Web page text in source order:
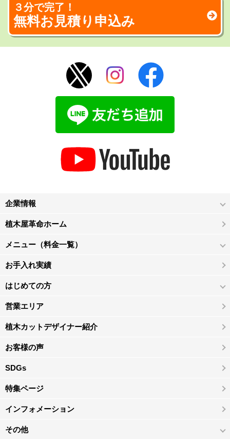
３分で完了！
無料お見積り申込み
企業情報
植木屋革命ホーム
メニュー（料金一覧）
お手入れ実績
はじめての方
営業エリア
植木カットデザイナー紹介
お客様の声
SDGs
特集ページ
インフォメーション
その他